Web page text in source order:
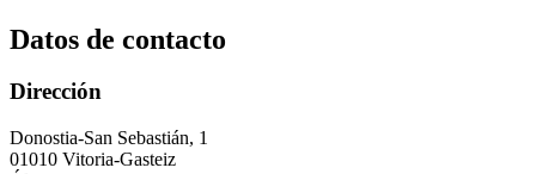
Datos de contacto
Dirección
Donostia-San Sebastián, 1
01010 Vitoria-Gasteiz